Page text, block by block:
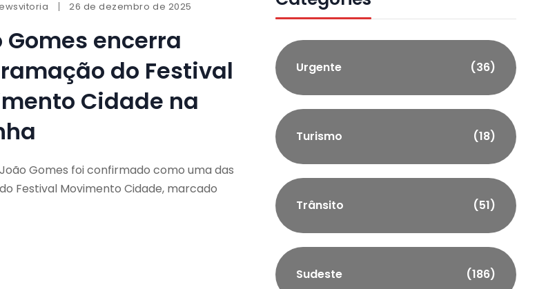
26 de dezembro de 2025
Gomes encerra
do Festival
Cidade na
Gomes foi confirmado como uma das
Festival Movimento Cidade, marcado
Urgente (36)
Turismo (18)
Trânsito (51)
Sudeste (186)